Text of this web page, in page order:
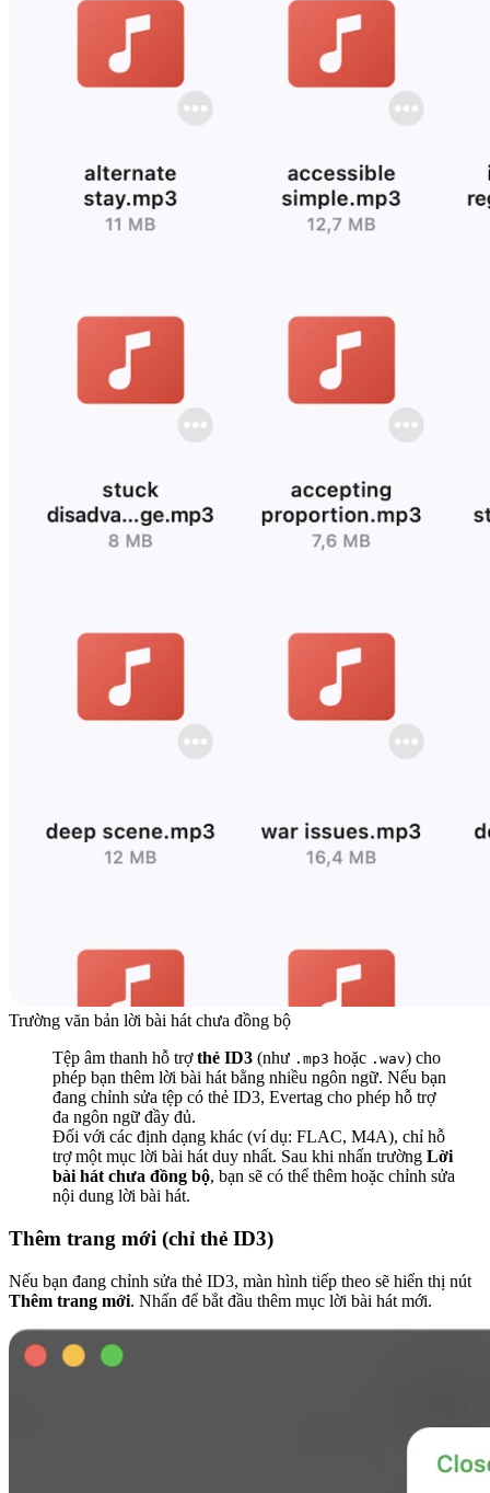
Trường văn bản lời bài hát chưa đồng bộ
Tệp âm thanh hỗ trợthẻ ID3 (như .mp3 hoặc .wav) cho
phép bạn thêm lời bài hát bằng nhiều ngôn ngữ. Nếu bạn
đang chỉnh sửa tệp có thẻ ID3, Evertag cho phép hỗ trợ
đa ngôn ngữ đầy đủ.
Đối với các định dạng khác (ví dụ: FLAC, M4A), chỉ hỗ
trợ một mục lời bài hát duy nhất. Sau khi nhấn trường Lời
bài hát chưa đồng bộ, bạn sẽ có thể thêm hoặc chỉnh sửa
nội dung lời bài hát.
Thêm trang mới (chỉ thẻ ID3)
Nếu bạn đang chỉnh sửa thẻ ID3, màn hình tiếp theo sẽ hiển thị nút
Thêm trang mới. Nhấn để bắt đầu thêm mục lời bài hát mới.